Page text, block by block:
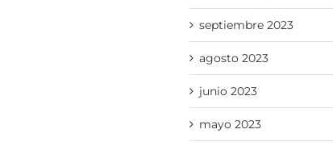
septiembre 2023
agosto 2023
junio 2023
mayo 2023